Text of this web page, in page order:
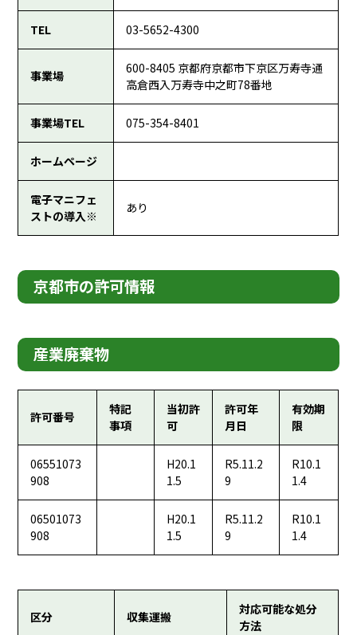
TEL 03-5652-4300
事業場
600-8405 京都府京都市下京区万寿寺通
高倉西入万寿寺中之町78番地
事業場TEL 075-354-8401
ホームページ
電子マニフェ
ストの導入※
あり
京都市の許可情報
産業廃棄物
許可番号
特記
事項
当初許
可
許可年
月日
有効期
限
06551073
908
H20.1
1.5
R5.11.2
9
R10.1
1.4
06501073
908
H20.1
1.5
R5.11.2
9
R10.1
1.4
区分 収集運搬
対応可能な処分
方法